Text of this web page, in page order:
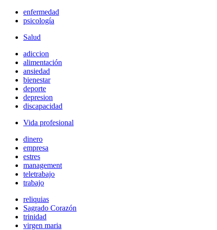
enfermedad
psicología
Salud
adiccion
alimentación
ansiedad
bienestar
deporte
depresion
discapacidad
Vida profesional
dinero
empresa
estres
management
teletrabajo
trabajo
reliquias
Sagrado Corazón
trinidad
virgen maria